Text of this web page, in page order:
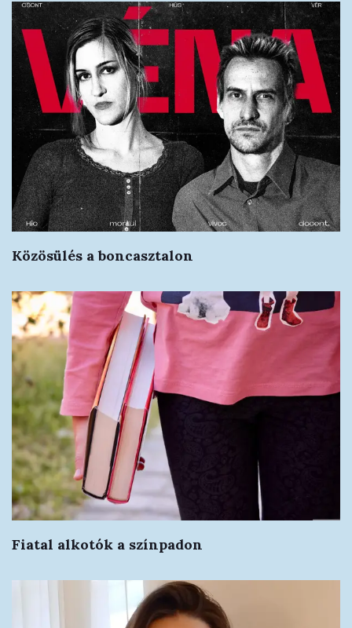
Közösülés a boncasztalon
Fiatal alkotók a színpadon